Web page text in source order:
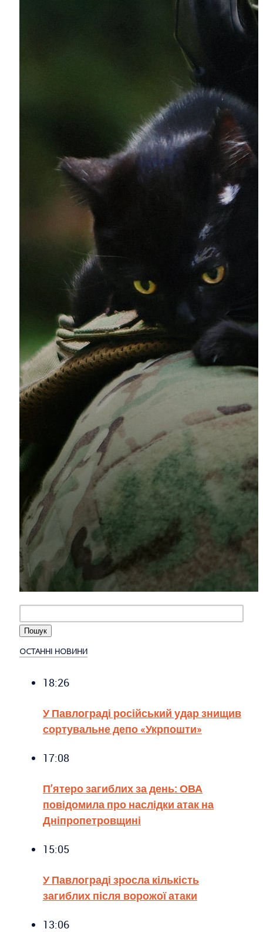
ОСТАННІ НОВИНИ
18:26
У Павлограді російський удар знищив
сортувальне депо «Укрпошти»
17:08
П’ятеро загиблих за день: ОВА
повідомила про наслідки атак на
Дніпропетровщині
15:05
У Павлограді зросла кількість
загиблих після ворожої атаки
13:06